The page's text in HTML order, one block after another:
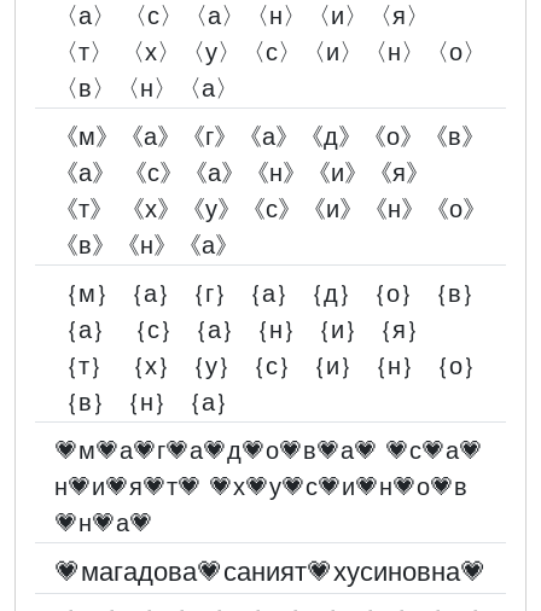
〈а〉 〈с〉〈а〉〈н〉〈и〉〈я〉
〈т〉 〈х〉〈у〉〈с〉〈и〉〈н〉〈о〉
〈в〉〈н〉〈а〉
《м》《а》《г》《а》《д》《о》《в》
《а》 《с》《а》《н》《и》《я》
《т》 《х》《у》《с》《и》《н》《о》
《в》《н》《а》
｛м｝｛а｝｛г｝｛а｝｛д｝｛о｝｛в｝
｛а｝ ｛с｝｛а｝｛н｝｛и｝｛я｝
｛т｝ ｛х｝｛у｝｛с｝｛и｝｛н｝｛о｝
｛в｝｛н｝｛а｝
💗м💗а💗г💗а💗д💗о💗в💗а💗 💗с💗а💗
н💗и💗я💗т💗 💗х💗у💗с💗и💗н💗о💗в
💗н💗а💗
💗магадова💗саният💗хусиновна💗